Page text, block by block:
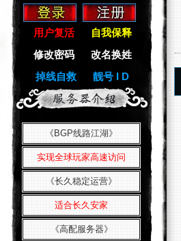
用户复活
自我保释
修改密码
改名换姓
掉线自救
靓号 I D
《BGP线路江湖》
实现全球玩家高速访问
《长久稳定运营》
适合长久安家
《高配服务器》